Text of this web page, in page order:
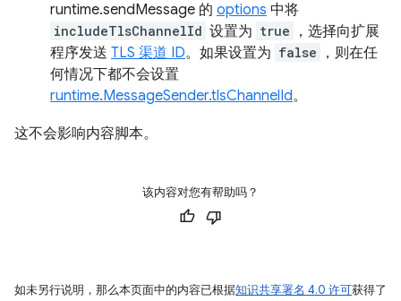
runtime.sendMessage 的 options 中将
includeTlsChannelId 设置为 true
，选择向扩展
程序发送 TLS 渠道 ID。如果设置为 false
，则在任
何情况下都不会设置
runtime.MessageSender.tlsChannelId。
这不会影响内容脚本。
该内容对您有帮助吗？
如未另行说明，那么本页面中的内容已根据知识共享署名 4.0 许可获得了